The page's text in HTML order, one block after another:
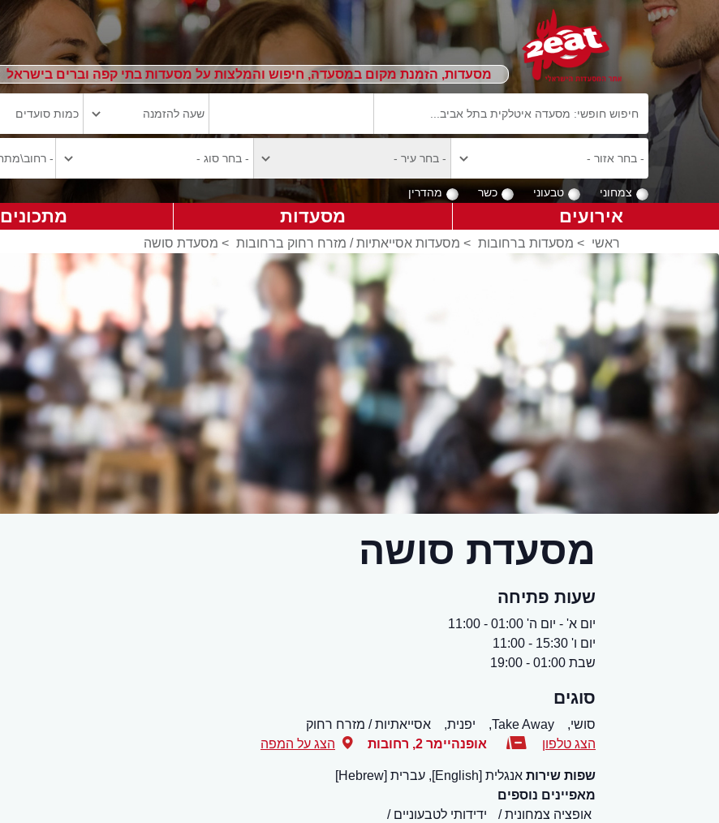
מסעדות, הזמנת מקום במסעדה, חיפוש והמלצות על מסעדות בתי קפה וברים בישראל
צמחוני טבעוני כשר מהדרין
אירועים מסעדות מתכונים
ראשי > מסעדות ברחובות > מסעדות אסייאתיות / מזרח רחוק ברחובות > מסעדת סושה
מסעדת סושה
שעות פתיחה
יום א' - יום ה' 01:00 - 11:00
יום ו' 15:30 - 11:00
שבת 01:00 - 19:00
סוגים
סושי, Take Away, יפנית,
אסייאתיות / מזרח רחוק
הצג טלפון
אופנהיימר 2 , רחובות הצג על המפה
שפות שירות אנגלית [English], עברית [Hebrew]
מאפיינים נוספים
אופציה צמחונית
ידידותי לטבעוניים